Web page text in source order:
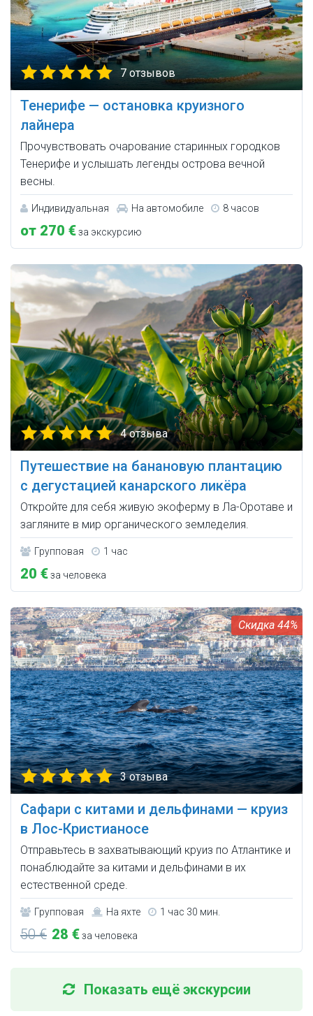
7 отзывов
Тенерифе — остановка круизного
лайнера
Прочувствовать очарование старинных городков
Тенерифе и услышать легенды острова вечной
весны.
Индивидуальная На автомобиле 8 часов
от 270 €за экскурсию
4 отзыва
Путешествие на банановую плантацию
с дегустацией канарского ликёра
Откройте для себя живую экоферму в Ла-Оротаве и
загляните в мир органического земледелия.
Групповая 1 час
20 €за человека
44%
3 отзыва
Сафари с китами и дельфинами — круиз
в Лос-Кристианосе
Отправьтесь в захватывающий круиз по Атлантике и
понаблюдайте за китами и дельфинами в их
естественной среде.
Групповая На яхте 1 час 30 мин.
50 € 28 €за человека
Показать ещё экскурсии